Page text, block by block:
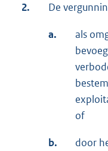
2. De
a.
als
of
b. door